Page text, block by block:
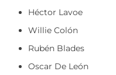
Héctor Lavoe
Willie Colón
Rubén Blades
Oscar De León